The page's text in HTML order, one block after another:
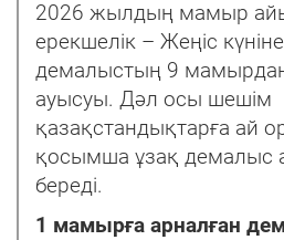
2026 жылдың мамыр
ерекшелік – Жеңіс
демалыстың 9
ауысуы. Дәл осы шешім
қазақстандықтарға ай
қосымша ұзақ демалыс
береді.
1 мамырға арналған